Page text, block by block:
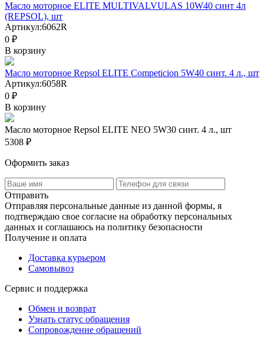
Масло моторное ELITE MULTIVALVULAS 10W40 синт 4л
(REPSOL), шт
Артикул:6062R
0 ₽
В корзину
Масло моторное Repsol ELITE Competicion 5W40 синт. 4 л., шт
Артикул:6058R
0 ₽
В корзину
Масло моторное Repsol ELITE NEO 5W30 синт. 4 л., шт
5308 ₽
Оформить заказ
Отправить
Отправляя персональные данные из данной формы, я
подтверждаю свое согласие на обработку персональных
данных и соглашаюсь на политику безопасности
Получение и оплата
Доставка курьером
Самовывоз
Сервис и поддержка
Обмен и возврат
Узнать статус обращения
Сопровождение обращений